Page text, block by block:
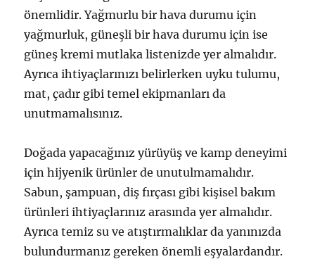
önemlidir. Yağmurlu bir hava durumu için
yağmurluk, güneşli bir hava durumu için ise
güneş kremi mutlaka listenizde yer almalıdır.
Ayrıca ihtiyaçlarınızı belirlerken uyku tulumu,
mat, çadır gibi temel ekipmanları da
unutmamalısınız.
Doğada yapacağınız yürüyüş ve kamp deneyimi
için hijyenik ürünler de unutulmamalıdır.
Sabun, şampuan, diş fırçası gibi kişisel bakım
ürünleri ihtiyaçlarınız arasında yer almalıdır.
Ayrıca temiz su ve atıştırmalıklar da yanınızda
bulundurmanız gereken önemli eşyalardandır.